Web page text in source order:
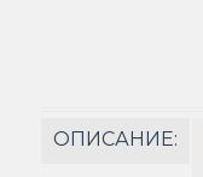
ОПИСАНИЕ: